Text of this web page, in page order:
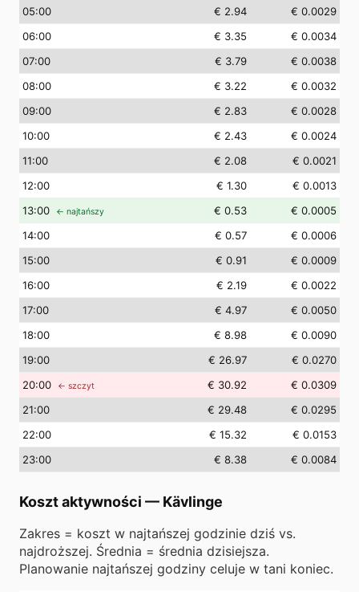
05:00 € 2.94
€ 0.0029
06:00 € 3.35
€ 0.0034
07:00 € 3.79
€ 0.0038
08:00 € 3.22
€ 0.0032
09:00 € 2.83
€ 0.0028
10:00 € 2.43
€ 0.0024
11:00 € 2.08
€ 0.0021
12:00 € 1.30
€ 0.0013
13:00 ← najtańszy € 0.53
€ 0.0005
14:00 € 0.57
€ 0.0006
15:00 € 0.91
€ 0.0009
16:00 € 2.19
€ 0.0022
17:00 € 4.97
€ 0.0050
18:00 € 8.98
€ 0.0090
19:00 € 26.97
€ 0.0270
20:00 ← szczyt € 30.92
€ 0.0309
21:00 € 29.48
€ 0.0295
22:00 € 15.32
€ 0.0153
23:00 € 8.38 € 0.0084
Koszt aktywności — Kävlinge
Zakres = koszt w najtańszej godzinie dziś vs.
najdroższej. Średnia = średnia dzisiejsza.
Planowanie najtańszej godziny celuje w tani koniec.